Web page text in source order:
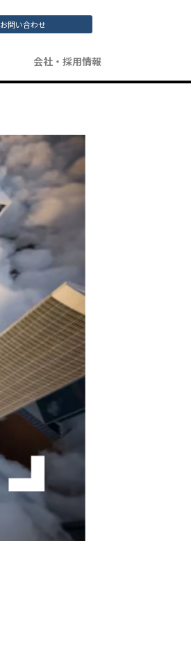
お問い合わせ
会社・採用情報